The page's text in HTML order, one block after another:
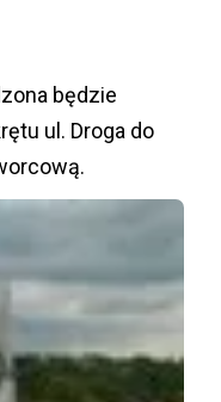
będzie
ul. Droga do